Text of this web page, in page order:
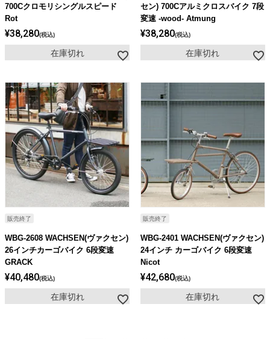
700Cクロモリシングルスピード
Rot
¥38,280 税込
在庫切れ
セン) 700Cアルミクロスバイク 7段
変速 -wood- Atmung
¥38,280 税込
在庫切れ
販売終了
WBG-2608 WACHSEN(ヴァクセン)
26インチカーゴバイク 6段変速
GRACK
¥40,480 税込
在庫切れ
販売終了
WBG-2401 WACHSEN(ヴァクセン)
24インチ カーゴバイク 6段変速
Nicot
¥42,680 税込
在庫切れ